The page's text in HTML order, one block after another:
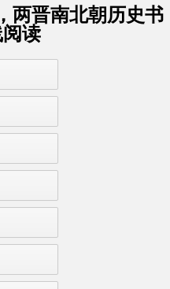
两晋南北朝历史书
读